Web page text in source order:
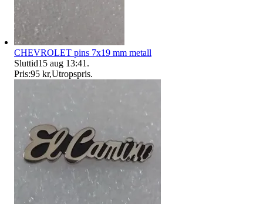
CHEVROLET pins 7x19 mm metall
Sluttid15 aug 13:41 .
Pris:95 kr,Utropspris.